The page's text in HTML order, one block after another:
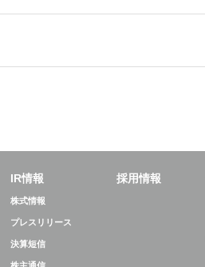
IR情報
株式情報
プレスリリース
決算短信
採用情報